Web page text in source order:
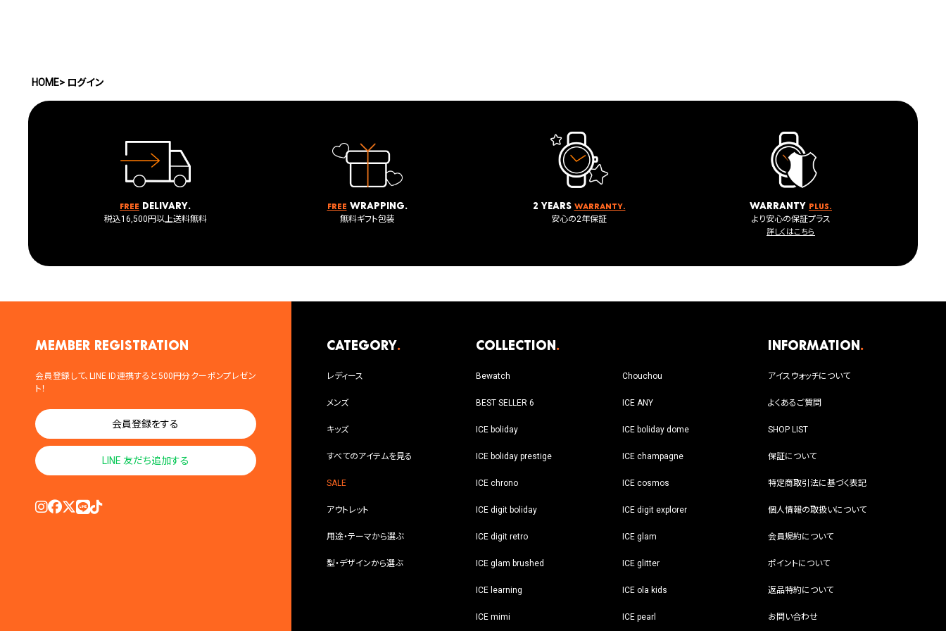
HOME ログイン
Free delivary.
税込16,500円以上送料無料
Free wrapping.
無料ギフト包装
2 years warranty.
安心の2年保証
warranty plus.
より安心の保証プラス
詳しくはこちら
MEMBER registration
会員登録して、LINE ID連携すると500円分クーポンプレゼン
ト！
会員登録をする
LINE 友だち追加する
Category.
レディース
メンズ
キッズ
すべてのアイテムを見る
SALE
アウトレット
用途・テーマから選ぶ
型・デザインから選ぶ
Collection .
Bewatch Chouchou
BEST SELLER 6 ICE ANY
ICE boliday ICE boliday dome
ICE boliday prestige ICE champagne
ICE chrono ICE cosmos
ICE digit boliday ICE digit explorer
ICE digit retro ICE glam
ICE glam brushed ICE glitter
ICE learning ICE ola kids
ICE mimi ICE pearl
Information .
アイスウォッチについて
よくあるご質問
SHOP LIST
保証について
特定商取引法に基づく表記
個人情報の取扱いについて
会員規約について
ポイントについて
返品特約について
お問い合わせ